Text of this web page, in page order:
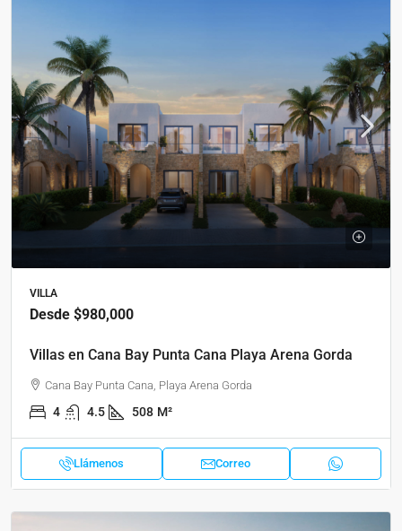
VILLA
Desde $980,000
Villas en Cana Bay Punta Cana Playa Arena Gorda
Cana Bay Punta Cana, Playa Arena Gorda
4 4.5 508 M²
Llámenos Correo